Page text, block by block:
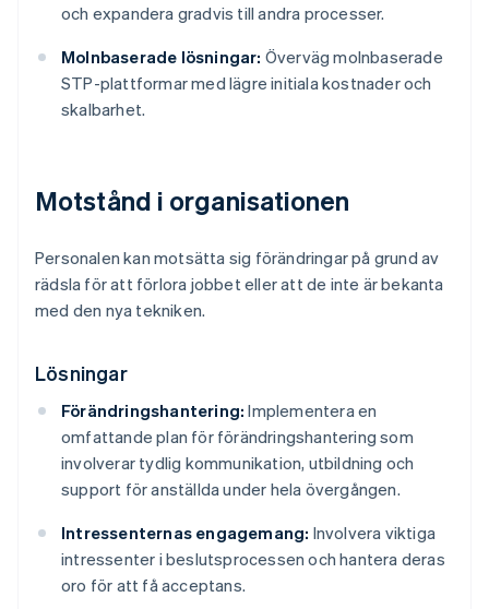
och expandera gradvis till andra processer.
Molnbaserade lösningar: Överväg molnbaserade
STP-plattformar med lägre initiala kostnader och
skalbarhet.
Motstånd i organisationen
Personalen kan motsätta sig förändringar på grund av
rädsla för att förlora jobbet eller att de inte är bekanta
med den nya tekniken.
Lösningar
Förändringshantering: Implementera en
omfattande plan för förändringshantering som
involverar tydlig kommunikation, utbildning och
support för anställda under hela övergången.
Intressenternas engagemang: Involvera viktiga
intressenter i beslutsprocessen och hantera deras
oro för att få acceptans.